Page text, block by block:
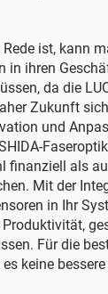
Rede ist, kann
in ihren
da die
Zukunft
und
finanziell als
Mit der
in Ihr
Für die
keine